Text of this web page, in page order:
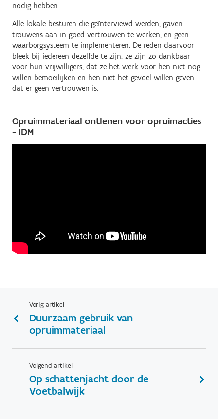
nodig hebben.
Alle lokale besturen die geïnterviewd werden, gaven
trouwens aan in goed vertrouwen te werken, en geen
waarborgsysteem te implementeren. De reden daarvoor
bleek bij iedereen dezelfde te zijn: ze zijn zo dankbaar
voor hun vrijwilligers, dat ze het werk voor hen niet nog
willen bemoeilijken en hen niet het gevoel willen geven
dat er geen vertrouwen is.
Opruimmateriaal ontlenen voor opruimacties
- IDM
Vorig artikel
Duurzaam gebruik van
opruimmateriaal
Volgend artikel
Op schattenjacht door de
Voetbalwijk